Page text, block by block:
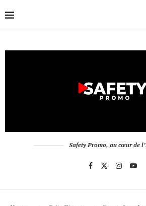
Safety Promo, au cœur de